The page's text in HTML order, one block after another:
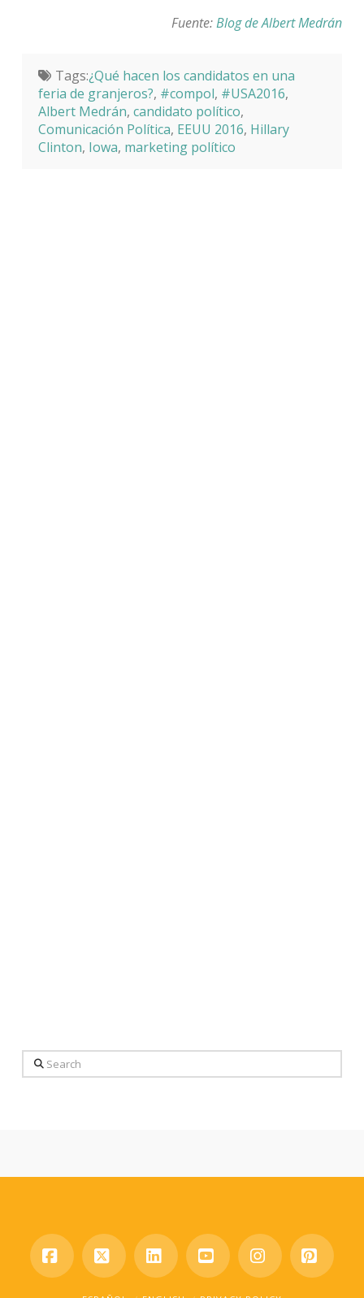
Fuente:Blog de Albert Medrán
Tags:¿Qué hacen los candidatos en una
feria de granjeros?, #compol, #USA2016,
Albert Medrán, candidato político,
Comunicación Política, EEUU 2016, Hillary
Clinton, Iowa, marketing político
Search